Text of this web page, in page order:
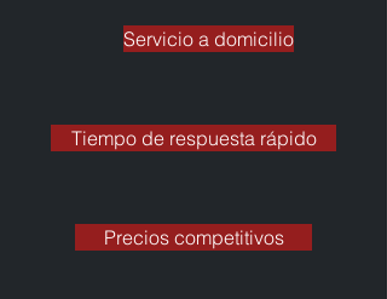
Servicio a domicilio
Tiempo de respuesta rápido
Precios competitivos